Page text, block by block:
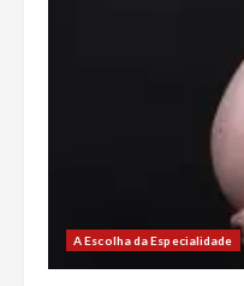
A Escolha da Especialidade